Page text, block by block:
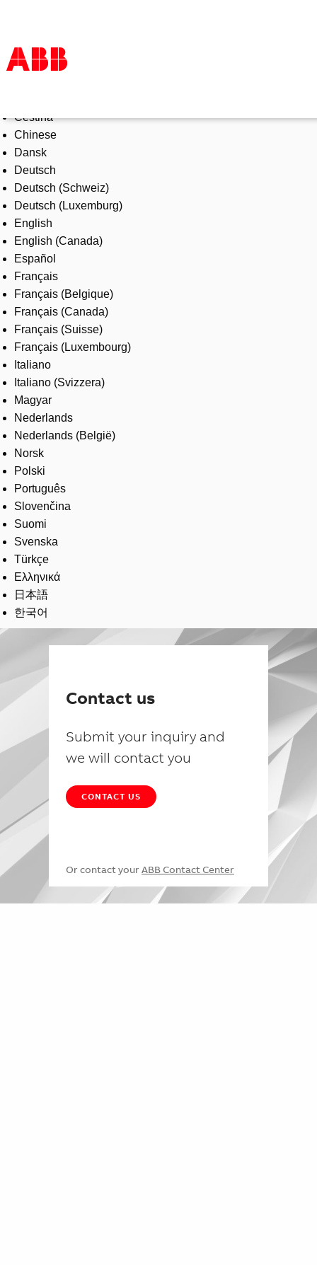
Products & Solutions
Industries
Services
About us
Where to buy
Contact us
Careers
Čeština
Chinese
Dansk
Deutsch
Deutsch (Schweiz)
Deutsch (Luxemburg)
English
English (Canada)
Español
Français
Français (Belgique)
Français (Canada)
Français (Suisse)
Français (Luxembourg)
Italiano
Italiano (Svizzera)
Magyar
Nederlands
Nederlands (België)
Norsk
Polski
Português
Slovenčina
Suomi
Svenska
Türkçe
Ελληνικά
日本語
한국어
Contact us
Submit your inquiry and
we will contact you
CONTACT US
Or contact your ABB Contact Center